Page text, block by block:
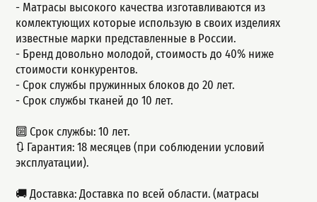
- Матрасы высокого качества изготавливаются из
комлектующих которые использую в своих изделиях
известные марки представленные в России.
- Бренд довольно молодой, стоимость до 40% ниже
стоимости конкурентов.
- Срок службы пружинных блоков до 20 лет.
- Срок службы тканей до 10 лет.
🔟 Срок службы: 10 лет.
🔃 Гарантия: 18 месяцев (при соблюдении условий
эксплуатации).
🚚 Доставка: Доставка по всей области. (матрасы